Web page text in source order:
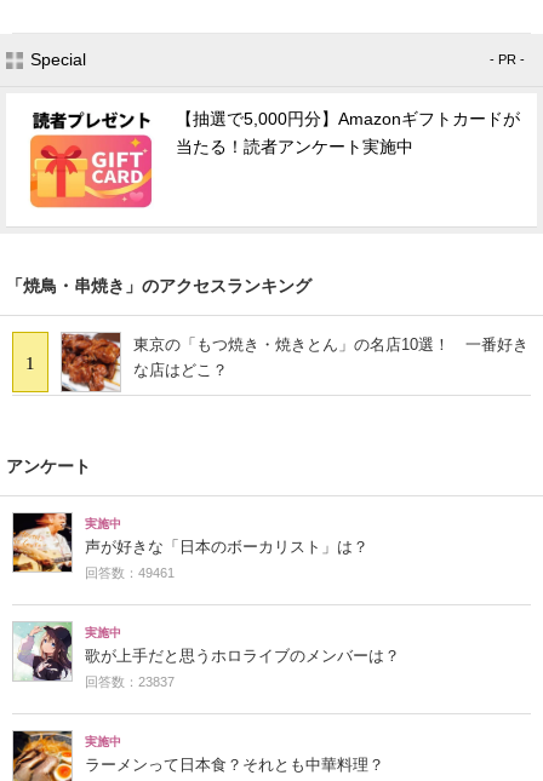
Special - PR -
【抽選で5,000円分】Amazonギフトカードが
当たる！読者アンケート実施中
「焼鳥・串焼き」のアクセスランキング
1
東京の「もつ焼き・焼きとん」の名店10選！ 一番好き
な店はどこ？
アンケート
実施中
声が好きな「日本のボーカリスト」は？
回答数：49461
実施中
歌が上手だと思うホロライブのメンバーは？
回答数：23837
実施中
ラーメンって日本食？それとも中華料理？